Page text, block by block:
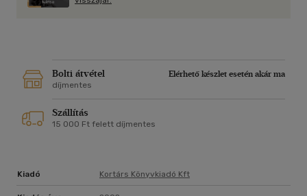
Bolti átvétel
Elérhető készlet esetén akár ma
díjmentes
Szállítás
15 000 Ft felett díjmentes
Kiadó Kortárs Könyvkiadó Kft